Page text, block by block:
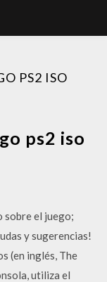
PS2 ISO
ps2 iso
sobre el juego;
y sugerencias!
(en inglés, The
utiliza el